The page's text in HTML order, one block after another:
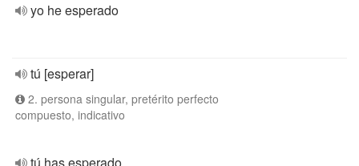
yo he esperado
tú [esperar]
2. persona singular, pretérito perfecto
compuesto, indicativo